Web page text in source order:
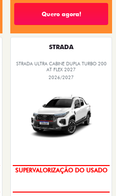
Quero agora!
STRADA
STRADA ULTRA CABINE DUPLA TURBO 200
AT FLEX 2027
2026/2027
SUPERVALORIZAÇÃO DO USADO